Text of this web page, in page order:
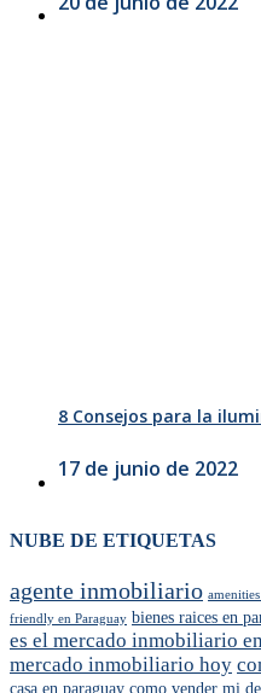
8 Consejos para la
17 de junio de 2022
NUBE DE ETIQUETAS
agente inmobiliario
friendly en Paraguay bienes raices en
es el mercado inmobiliario
mercado inmobiliario hoy
casa en paraguay como vender mi